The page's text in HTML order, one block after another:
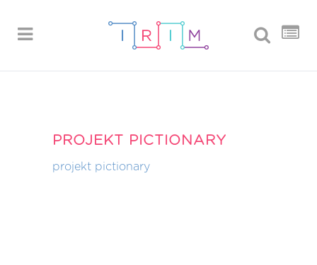
PROJEKT PICTIONARY
projekt pictionary